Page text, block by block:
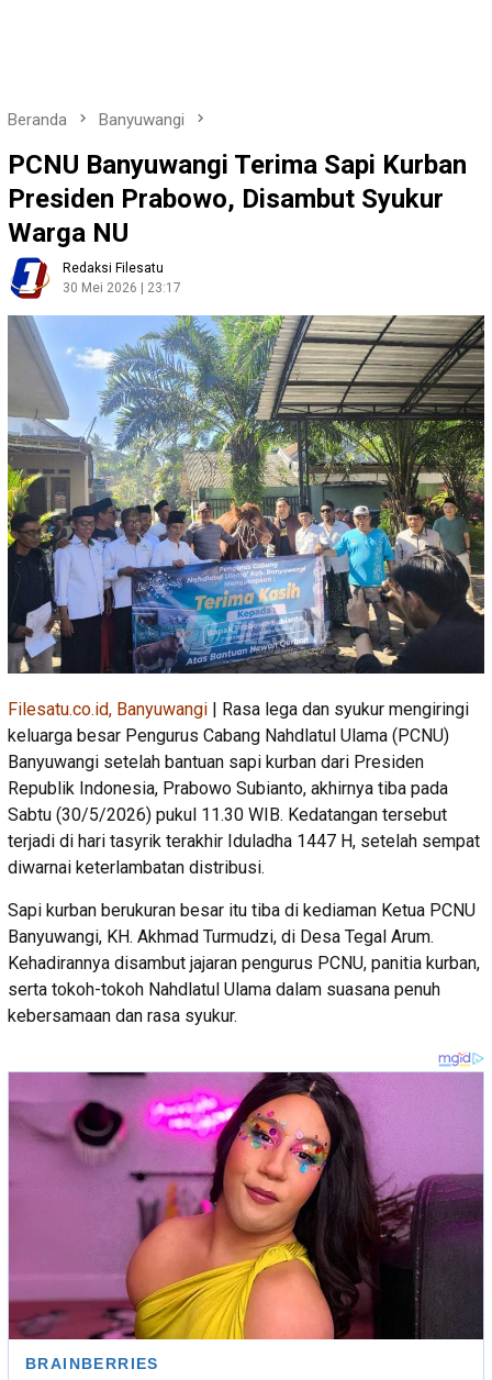
Beranda Banyuwangi
PCNU Banyuwangi Terima Sapi Kurban
Presiden Prabowo, Disambut Syukur
Warga NU
Redaksi Filesatu
30 Mei 2026 | 23:17
Filesatu.co.id, Banyuwangi | Rasa lega dan syukur mengiringi
keluarga besar Pengurus Cabang Nahdlatul Ulama (PCNU)
Banyuwangi setelah bantuan sapi kurban dari Presiden
Republik Indonesia, Prabowo Subianto, akhirnya tiba pada
Sabtu (30/5/2026) pukul 11.30 WIB. Kedatangan tersebut
terjadi di hari tasyrik terakhir Iduladha 1447 H, setelah sempat
diwarnai keterlambatan distribusi.
Sapi kurban berukuran besar itu tiba di kediaman Ketua PCNU
Banyuwangi, KH. Akhmad Turmudzi, di Desa Tegal Arum.
Kehadirannya disambut jajaran pengurus PCNU, panitia kurban,
serta tokoh-tokoh Nahdlatul Ulama dalam suasana penuh
kebersamaan dan rasa syukur.